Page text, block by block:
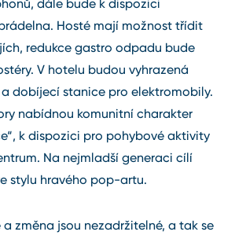
dále bude k dispozici
Hosté mají možnost třídit
redukce gastro odpadu bude
V hotelu budou vyhrazená
dobíjecí stanice pro elektromobily.
nabídnou komunitní charakter
k dispozici pro pohybové aktivity
Na nejmladší generaci cílí
stylu hravého pop-artu.
a změna jsou nezadržitelné, a tak se